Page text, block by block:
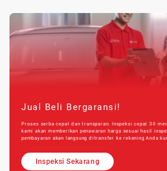
Jual Beli Bergaransi!
Proses serba cepat dan transparan. Inspeksi cepat 30
kami akan memberikan penawaran harga sesuai hasil
pembayaran akan langsung ditransfer ke rekening Anda
Inspeksi Sekarang